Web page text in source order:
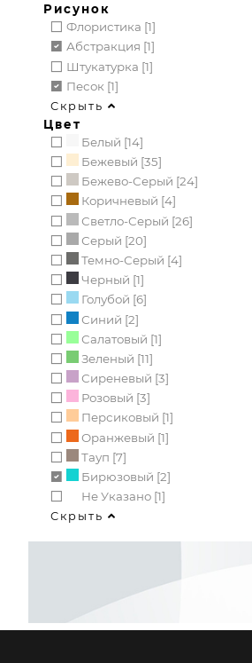
Рисунок
Флористика [1]
Абстракция [1]
Штукатурка [1]
Песок [1]
Скрыть
Цвет
Белый [14]
Бежевый [35]
Бежево-Серый [24]
Коричневый [4]
Светло-Серый [26]
Серый [20]
Темно-Серый [4]
Черный [1]
Голубой [6]
Синий [2]
Салатовый [1]
Зеленый [11]
Сиреневый [3]
Розовый [3]
Персиковый [1]
Оранжевый [1]
Тауп [7]
Бирюзовый [2]
Не Указано [1]
Скрыть